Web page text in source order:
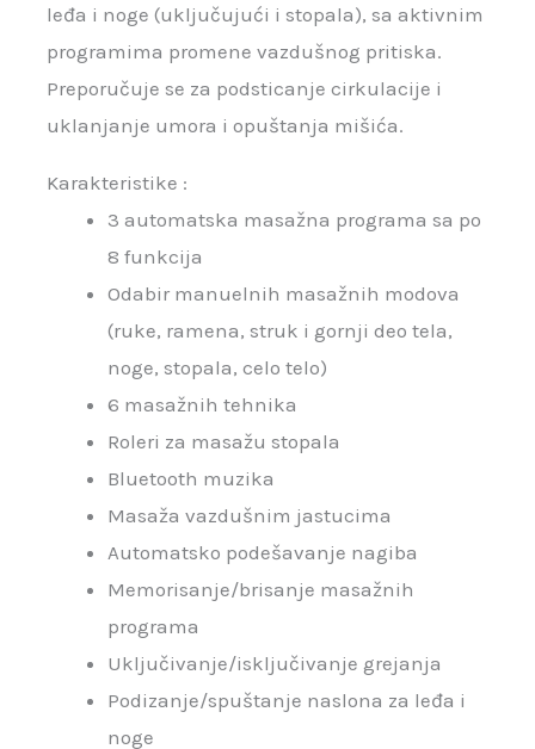
leđa i noge (uključujući i stopala), sa aktivnim
programima promene vazdušnog pritiska.
Preporučuje se za podsticanje cirkulacije i
uklanjanje umora i opuštanja mišića.
Karakteristike :
3 automatska masažna programa sa po
8 funkcija
Odabir manuelnih masažnih modova
(ruke, ramena, struk i gornji deo tela,
noge, stopala, celo telo)
6 masažnih tehnika
Roleri za masažu stopala
Bluetooth muzika
Masaža vazdušnim jastucima
Automatsko podešavanje nagiba
Memorisanje/brisanje masažnih
programa
Uključivanje/isključivanje grejanja
Podizanje/spuštanje naslona za leđa i
noge